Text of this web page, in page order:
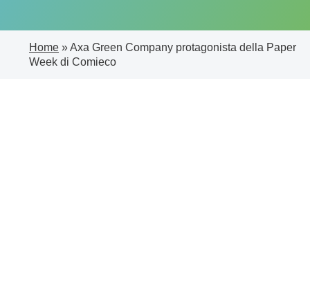
Home »Axa Green Company protagonista della Paper
Week di Comieco